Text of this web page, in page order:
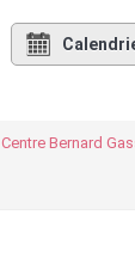
Centre Bernard